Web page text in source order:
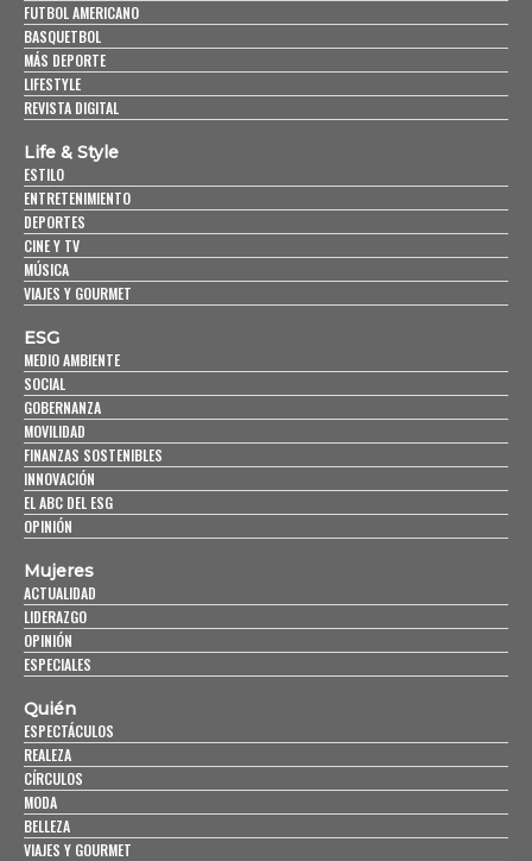
FUTBOL AMERICANO
BASQUETBOL
MÁS DEPORTE
LIFESTYLE
REVISTA DIGITAL
Life & Style
ESTILO
ENTRETENIMIENTO
DEPORTES
CINE Y TV
MÚSICA
VIAJES Y GOURMET
ESG
MEDIO AMBIENTE
SOCIAL
GOBERNANZA
MOVILIDAD
FINANZAS SOSTENIBLES
INNOVACIÓN
EL ABC DEL ESG
OPINIÓN
Mujeres
ACTUALIDAD
LIDERAZGO
OPINIÓN
ESPECIALES
Quién
ESPECTÁCULOS
REALEZA
CÍRCULOS
MODA
BELLEZA
VIAJES Y GOURMET